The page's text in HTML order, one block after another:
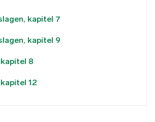
kapitel 7
kapitel 9
8
12